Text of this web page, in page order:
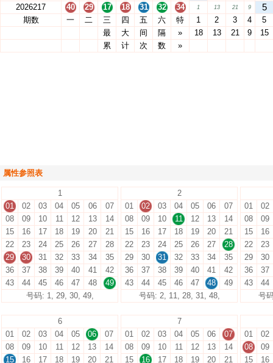
2026217 40 29 17 18 31 32 34 1 13 21 9 5
期数 一 二 三 四 五 六 特 1 2 3 4
5
最
大 间 隔 » 18 13 21 9
15
累
计 次 数 »
属性参照表
1
01
02 03 04 05 06
07
08
09 10 11 12 13
14
15
16 17 18 19 20
21
22
23 24 25 26 27
28
29
30 31 32 33 34
35
36
37 38 39 40 41
42
43
44 45 46 47 48
49
号码: 1, 29, 30, 49,
2
01
02 03 04 05 06
07
08
09 10 11 12 13
14
15
16 17 18 19 20
21
22
23 24 25 26 27
28
29
30 31 32 33 34
35
36
37 38 39 40 41
42
43
44 45 46 47 48
49
号码: 2, 11, 28, 31, 48,
01
02
08
09
15
16
22
23
29
30
36
37
43
44
号
6
01
02 03 04 05 06
07
08
09 10 11 12 13
14
15
16 17 18 19 20 21
7
01
02 03 04 05 06
07
08
09 10 11 12 13
14
15
16 17 18 19 20 21
01
02
08
09
15
16